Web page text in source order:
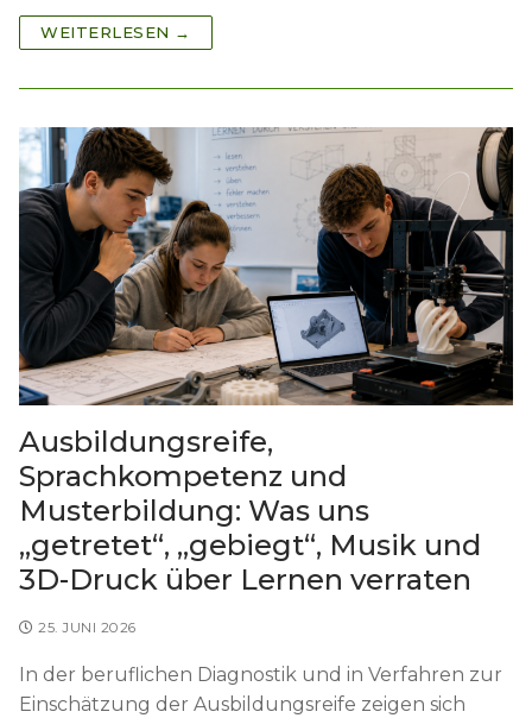
WEITERLESEN →
Ausbildungsreife,
Sprachkompetenz und
Musterbildung: Was uns
„getretet“, „gebiegt“, Musik und
3D-Druck über Lernen verraten
25. JUNI 2026
In der beruflichen Diagnostik und in Verfahren zur
Einschätzung der Ausbildungsreife zeigen sich